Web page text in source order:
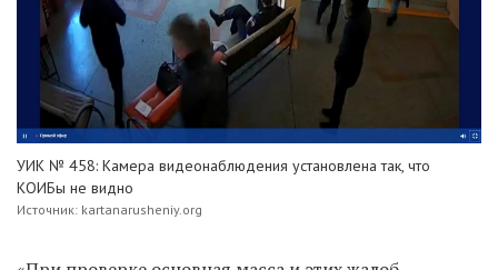
УИК № 458: Камера видеонаблюдения установлена так, что
КОИБы не видно
Источник: kartanarusheniy.org